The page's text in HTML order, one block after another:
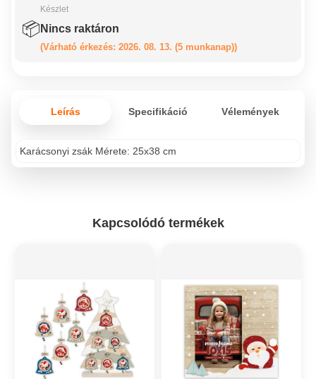
📦
Készlet
Nincs raktáron
(Várható érkezés: 2026. 08. 13. (5 munkanap))
Leírás Specifikáció Vélemények
Karácsonyi zsák Mérete: 25x38 cm
Kapcsolódó termékek